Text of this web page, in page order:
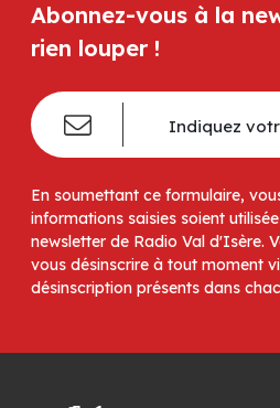
Abonnez-vous à la
rien louper !
En soumettant ce formulaire,
informations saisies soient
newsletter de Radio Val d'Isère.
vous désinscrire à tout moment
désinscription présents dans